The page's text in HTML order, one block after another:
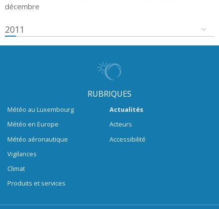
décembre
2011
RUBRIQUES
Météo au Luxembourg
Météo en Europe
Météo aéronautique
Vigilances
Climat
Produits et services
Actualités
Acteurs
Accessibilité